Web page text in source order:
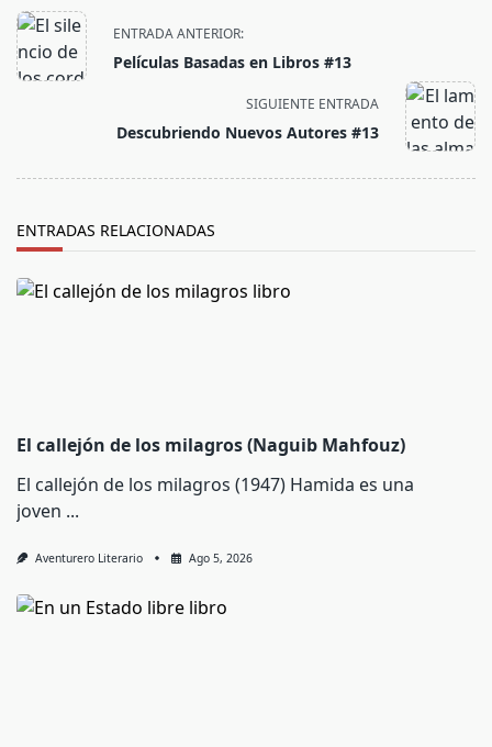
<span
class="nav-
subtitle
ENTRADA ANTERIOR:
Películas Basadas en Libros #13
SIGUIENTE ENTRADA
Descubriendo Nuevos Autores #13
ENTRADAS RELACIONADAS
El callejón de los milagros (Naguib Mahfouz)
El callejón de los milagros (1947) Hamida es una
joven ...
Aventurero Literario Ago 5, 2026